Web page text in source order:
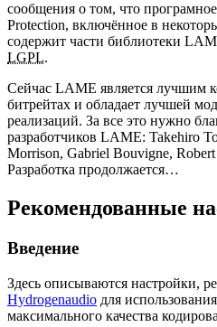
сообщения о том, что
Protection, включённое в
содержит части библиотеки
LGPL.
Сейчас LAME является лучшим
битрейтах и обладает лучшей
реализаций. За все это нужно
разработчиков LAME: Takehiro
Morrison, Gabriel Bouvigne,
Разработка продолжается…
Рекомендованные
Введение
Здесь описываются настройки,
Hydrogenaudio для
максимального качества